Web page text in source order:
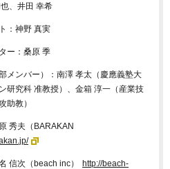
、井田 幸希
：神野 真実
ー：桑原 季
メンバー）：南澤 孝太（慶應義塾大
研究科 准教授）、金箱 淳一（産業技
助教）
秀夫（BARAKAN
信次（beach inc）
http://beach-